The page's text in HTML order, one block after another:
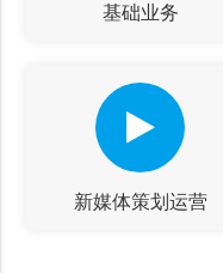
基础业务
新媒体策划运营